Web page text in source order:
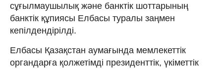
сұғылмаушылық және банктік шоттарының
банктік құпиясы Елбасы туралы заңмен
кепілдендірілді.
Елбасы Қазақстан аумағында мемлекеттік
органдарға қолжетімді президенттік, үкіметтік